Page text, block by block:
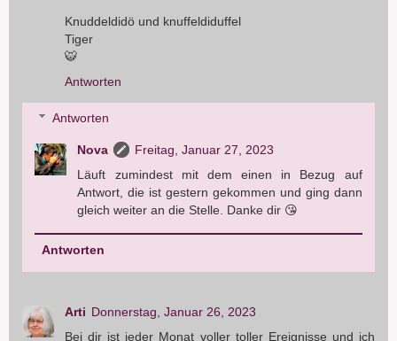
Knuddeldidö und knuffeldiduffel
Tiger
🐯
Antworten
Antworten
Nova
Freitag, Januar 27, 2023
Läuft zumindest mit dem einen in Bezug auf
Antwort, die ist gestern gekommen und ging dann
gleich weiter an die Stelle. Danke dir 😘
Antworten
Arti Donnerstag, Januar 26, 2023
Bei dir ist jeder Monat voller toller Ereignisse und ich